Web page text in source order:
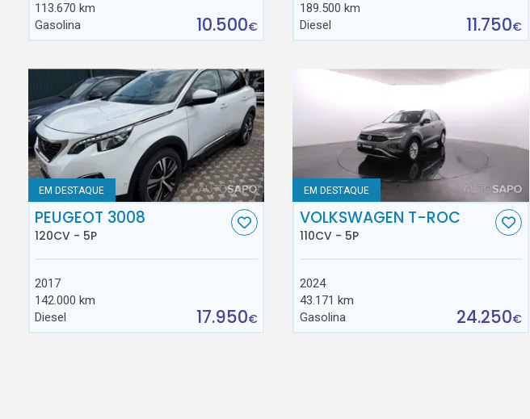
113.670 km
Gasolina
10.500€
189.500 km
Diesel
11.750€
EM DESTAQUE
PEUGEOT 3008
120CV - 5P
2017
142.000 km
Diesel
17.950€
EM DESTAQUE
VOLKSWAGEN T-ROC
110CV - 5P
2024
43.171 km
Gasolina
24.250€